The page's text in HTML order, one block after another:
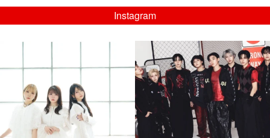
Instagram
...
8月 4
4 0
musicjapantv
💡08/05(水)23:00特番放送！
...
8月 4
4 0